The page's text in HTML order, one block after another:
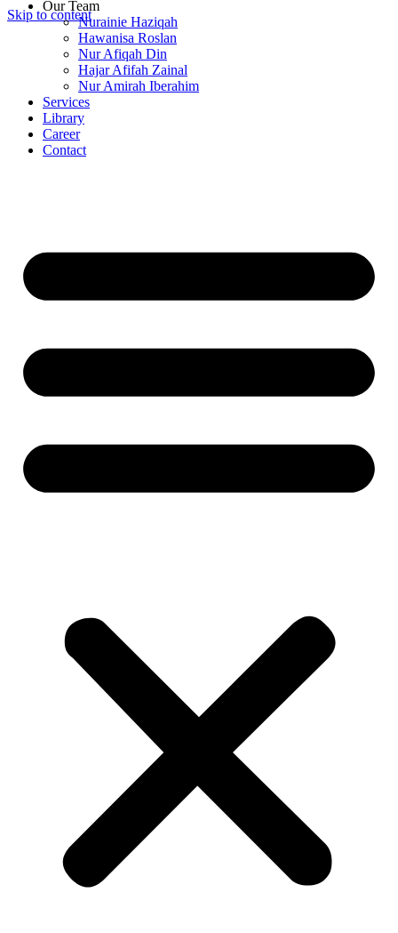
Skip to content
Our Team
Nurainie Haziqah
Hawanisa Roslan
Nur Afiqah Din
Hajar Afifah Zainal
Nur Amirah Iberahim
Services
Library
Career
Contact